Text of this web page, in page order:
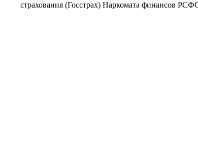
страхования (Госстрах) Наркомата финансов